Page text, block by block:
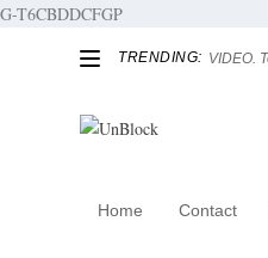
G-T6CBDDCFGP
TRENDING: VIDEO.
Home Contact